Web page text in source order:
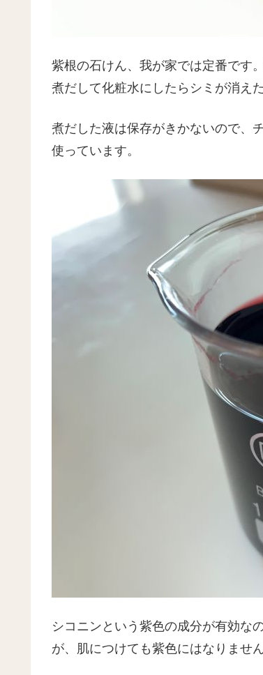
紫根の石けん、我が家では定番です
煮だして化粧水にしたらシミが消え
煮だした液は保存がきかないので、
使っています。
シコニンという紫色の成分が有効な
が、肌につけても紫色にはなりませ